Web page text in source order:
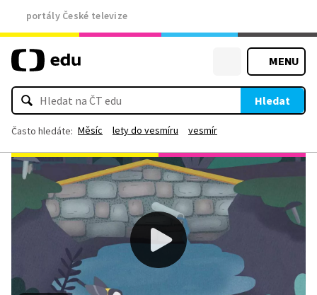
portály České televize
MENU
Hledat
Často hledáte: Měsíc lety do vesmíru vesmír